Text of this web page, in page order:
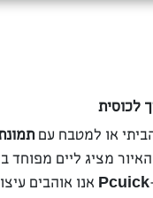
לכוסית
או למטבח עם
מציג ליים מפוחד
Pcuick אנו אוהבים